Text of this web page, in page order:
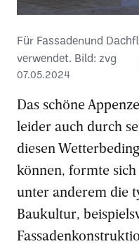
Für Fassadenund
verwendet. Bild: zvg
07.05.2024
Das schöne
leider auch durch
diesen
können, formte
unter anderem die
Baukultur,